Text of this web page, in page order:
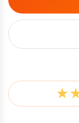
★